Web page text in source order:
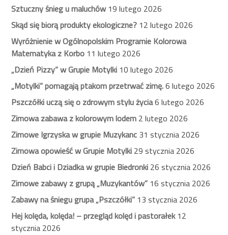
Sztuczny śnieg u maluchów19 lutego 2026
Skąd się biorą produkty ekologiczne? 12 lutego 2026
Wyróżnienie w Ogólnopolskim Programie Kolorowa
Matematyka z Korbo 11 lutego 2026
„Dzień Pizzy” w Grupie Motylki 10 lutego 2026
„Motylki” pomagają ptakom przetrwać zimę.6 lutego 2026
Pszczółki uczą się o zdrowym stylu życia6 lutego 2026
Zimowa zabawa z kolorowym lodem 2 lutego 2026
Zimowe Igrzyska w grupie Muzykanc 31 stycznia 2026
Zimowa opowieść w Grupie Motylki 29 stycznia 2026
Dzień Babci i Dziadka w grupie Biedronki 26 stycznia 2026
Zimowe zabawy z grupą „Muzykantów” 16 stycznia 2026
Zabawy na śniegu grupa „Pszczółki” 13 stycznia 2026
Hej kolęda, kolęda! – przegląd kolęd i pastorałek12
stycznia 2026